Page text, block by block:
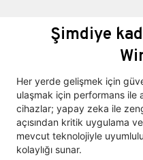
Şimdiye
Her yerde gelişmek için
ulaşmak için performans ile
cihazlar; yapay zeka ile
açısından kritik uygulama
mevcut teknolojiyle
kolaylığı sunar.